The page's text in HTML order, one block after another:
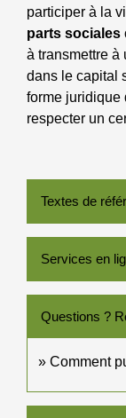
participer à la
parts sociales
à transmettre à
dans le capital
forme juridique
respecter un
Textes de
Services en
Questions ?
Comment